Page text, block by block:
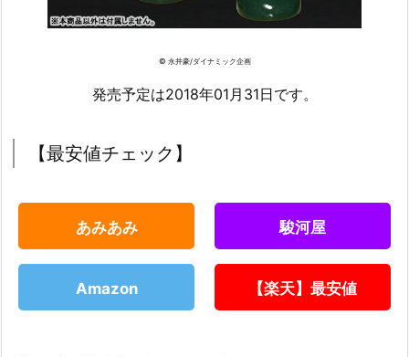
© 永井豪/ダイナミック企画
発売予定は2018年01月31日です。
【最安値チェック】
あみあみ 駿河屋
Amazon 【楽天】最安値